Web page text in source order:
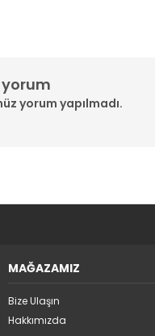
yorum
yorum yapılmadı.
MAĞAZAMIZ
Bize Ulaşın
Hakkımızda